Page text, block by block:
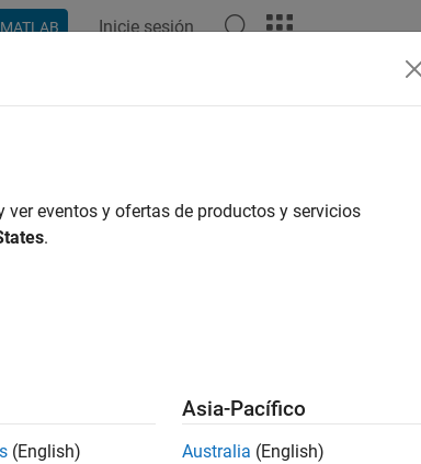
Inicie sesión
eventos y ofertas de productos y servicios
.
(English)
Asia-Pacífico
Australia (English)